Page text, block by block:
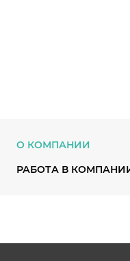
О КОМПАНИИ
РАБОТА В